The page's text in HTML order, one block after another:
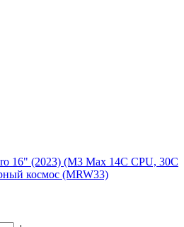
16" (2023) (M3 Max 14C CPU, 30C
космос (MRW33)